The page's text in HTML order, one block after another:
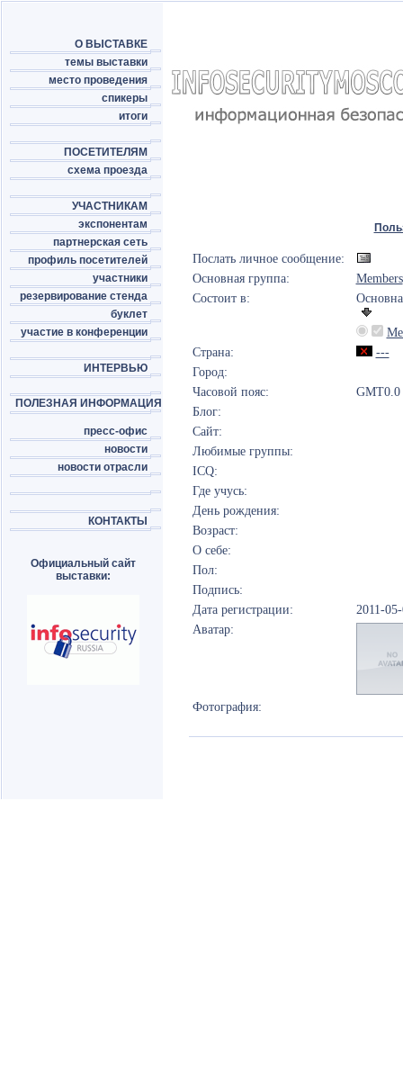
О ВЫСТАВКЕ
темы выставки
место проведения
спикеры
итоги
ПОСЕТИТЕЛЯМ
схема проезда
УЧАСТНИКАМ
экспонентам
партнерская сеть
профиль посетителей
участники
резервирование стенда
буклет
участие в конференции
ИНТЕРВЬЮ
ПОЛЕЗНАЯ ИНФОРМАЦИЯ
пресс-офис
новости
новости отрасли
КОНТАКТЫ
Официальный сайт
выставки:
Послать личное сообщение:
Основная группа:
Members
Состоит в:
Страна:
---
Город:
Часовой пояс:
GMT0.0
Блог:
Сайт:
Любимые группы:
ICQ:
Где учусь:
День рождения:
Возраст:
О себе:
Пол:
Подпись:
Дата регистрации:
2011-
Аватар:
Фотография: